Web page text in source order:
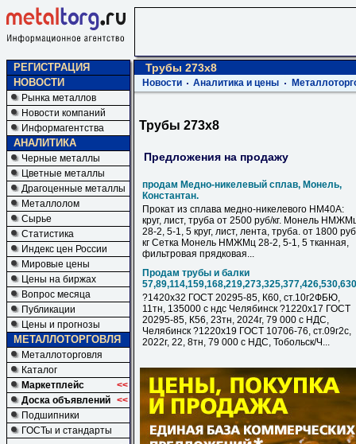
РЕГИСТРАЦИЯ
НОВОСТИ
Рынка металлов
Новости компаний
Информагентства
АНАЛИТИКА
Черные металлы
Цветные металлы
Драгоценные металлы
Металлолом
Сырье
Статистика
Индекс цен России
Мировые цены
Цены на биржах
Вопрос месяца
Публикации
Цены и прогнозы
МЕТАЛЛОТОРГОВЛЯ
Металлоторговля
Каталог
Маркетплейс
<<
Доска объявлений <<
Подшипники
ГОСТы и стандарты
Трубы 273х8
Новости Аналитика и цены
Трубы 273х8
Предложения на продажу
продам Медно-никелевый сплав, Монель,
Константан.
Прокат из сплава медно-никелевого НМ40А:
круг, лист, труба от 2500 руб/кг. Монель
28-2, 5-1, 5 круг, лист, лента, труба. от 1800
кг Сетка Монель НМЖМц 28-2, 5-1, 5 тканная,
фильтровая прядковая...
Продам трубы и балки
?1420х32 ГОСТ 20295-85, К60, ст.10г2ФБЮ,
11тн, 135000 с ндс Челябинск ?1220х17 ГОСТ
20295-85, К56, 23тн, 2024г, 79 000 с НДC,
Челябинск ?1220х19 ГОСТ 10706-76, ст.09г2с,
2022г, 22, 8тн, 79 000 с НДC, Тобольск/Ч...